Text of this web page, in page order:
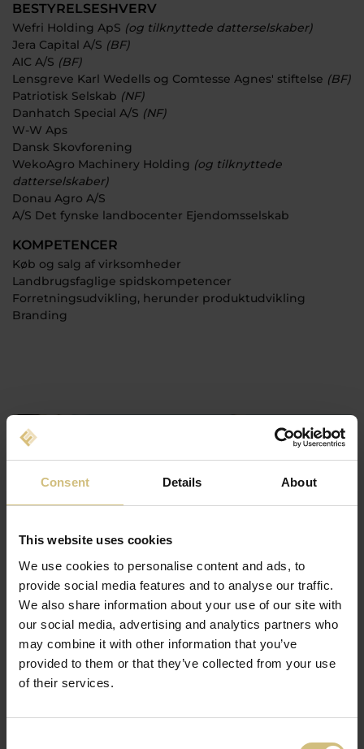
Consent Details About
This website uses cookies
We use cookies to personalise content and ads, to
provide social media features and to analyse our traffic.
We also share information about your use of our site with
our social media, advertising and analytics partners who
may combine it with other information that you’ve
provided to them or that they’ve collected from your use
of their services.
BESTYRELSESHVERV
Wefri Holding ApS (og tilknyttede datterselskaber)
Jera Capital A/S (BF)
AIC A/S (BF)
Lensgreve Karl Wedells og Comtesse Agnes' stiftelse (BF)
Patriotisk Selskab (NF)
Danhatch Special A/S (NF)
W-W Aps
Dansk Skovforening
WekoAgro Machinery Holding (og tilknyttede
datterselskaber)
Donau Agro A/S
A/S Det fynske landbocenter Ejendomsselskab
KOMPETENCER
Køb og salg af virksomheder
Landbrugsfaglige spidskompetencer
Forretningsudvikling, herunder produktudvikling
Branding
CLAUS EWERS
BESTYRELSESMEDLEM
Født 1962 (m)
284.771 aktier